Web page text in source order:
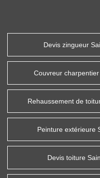
Devis zingueur
Couvreur
Rehaussement de
Peinture extérieure
Devis toiture